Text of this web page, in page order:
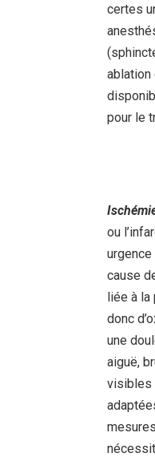
certes
pour le
ou
cause
liée à
donc
une
aiguë,
visibles